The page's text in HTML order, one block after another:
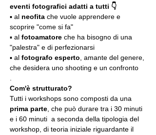
eventi fotografici adatti a tutti 👇
▪️ al neofita che vuole apprendere e
scoprire "come si fa"
▪️ al fotoamatore che ha bisogno di una
"palestra" e di perfezionarsi
▪️ al fotografo esperto , amante del genere,
che desidera uno shooting e un confronto
Com'è strutturato?
Tutti i workshops sono composti da una
prima parte , che può durare tra i 30 minuti
e i 60 minuti  a seconda della tipologia del
workshop, di teoria iniziale riguardante il